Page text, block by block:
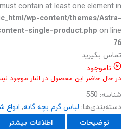
contain at least one element in
wp-content/themes/Astra-
single-product.php on line
76
تماس بگیرید
ناموجود
در حال حاضر این محصول در انبار موجود
شناسه: 550
دسته‌بندی‌ها: لباس گرم بچه گانه, انواع
توضیحات
اطلاعات بیشتر